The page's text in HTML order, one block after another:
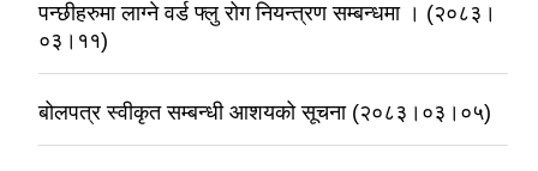
पन्छीहरुमा लाग्ने वर्ड फ्लु रोग नियन्त्रण सम्बन्धमा । (२०८३।
०३।११)
बोलपत्र स्वीकृत सम्बन्धी आशयको सूचना (२०८३।०३।०५)